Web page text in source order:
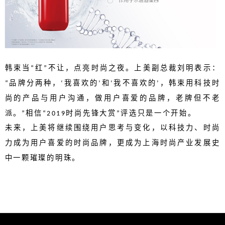
韩束当 “ 红 ” 不让，点亮时尚之夜。上美副总裁刘明表示：
“ 品牌分两种， ‘ 我喜欢的 ’ 和 ‘我不喜欢的 ’ ，韩束用科技时
尚的产品与用户沟通，做用户喜爱的品牌，老牌但不老
派。
”相信 “2019 时尚先锋大赏 ”评选只是一个开始。
未来，上美将继续围绕用户思考与变化，以科技力、时尚
力成为用户喜爱的时尚品牌，更成为上海时尚产业发展史
中一颗璀璨的明珠。